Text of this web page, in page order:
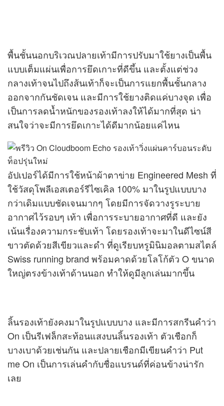
พื้นชั้นนอกบริเวณปลายเท้ามีการปรับมาใช้ยางเป็นพื้น
แบบเต็มแผ่นเพื่อการยึดเกาะที่ดีขึ้น และตั้งแต่ช่วง
กลางเท้าจนไปถึงส้นเท้าก็จะเป็นการแยกพื้นชั้นกลาง
ออกจากกันชัดเจน และมีการใช้ยางติดแค่บางจุด เพื่อ
เป็นการลดน้ำหนักของรองเท้าลงให้ได้มากที่สุด น่า
สนใจว่าจะมีการยึดเกาะได้ดีมากน้อยแค่ไหน
อัปเปอร์ได้มีการใช้หน้าผ้าตาข่าย Engineered Mesh ที่
ใช้วัสดุโพลีเอสเตอร์รีไซเคิล 100% มาในรูปแบบบาง
กว่าเดิมแบบชัดเจนมากๆ โดยมีการจัดวางรูระบาย
อากาศไว้รอบๆ เท้า เพื่อการระบายอากาศที่ดี และยัง
เน้นเรื่องความกระชับเท้า โดยรองเท้าจะมาในดีไซน์สี
ขาวตัดด้วยสีเขียวและดำ ที่ดูเรียบหรูมินิมอลตามสไตล์
Swiss running brand พร้อมคาดด้วยโลโก้ตัว O ขนาด
ใหญ่ตรงข้างเท้าด้านนอก ทำให้ดูมีลูกเล่นมากขึ้น
ลิ้นรองเท้ายังคงมาในรูปแบบบาง และมีการสกรีนคำว่า
On เป็นรีเฟล็กสะท้อนแสงบนลิ้นรองเท้า ตัวเชือกก็
บางเบาด้วยเช่นกัน และปลายเชือกมีเขียนคำว่า Put
me On เป็นการเล่นคำกับชื่อแบรนด์ที่ค่อนข้างน่ารัก
เลย